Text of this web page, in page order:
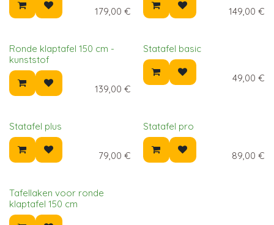
179,00 € 149,00 €
Ronde klaptafel 150 cm -
kunststof
139,00 €
Statafel basic
49,00 €
Statafel plus
79,00 €
Statafel pro
89,00 €
Tafellaken voor ronde
klaptafel 150 cm